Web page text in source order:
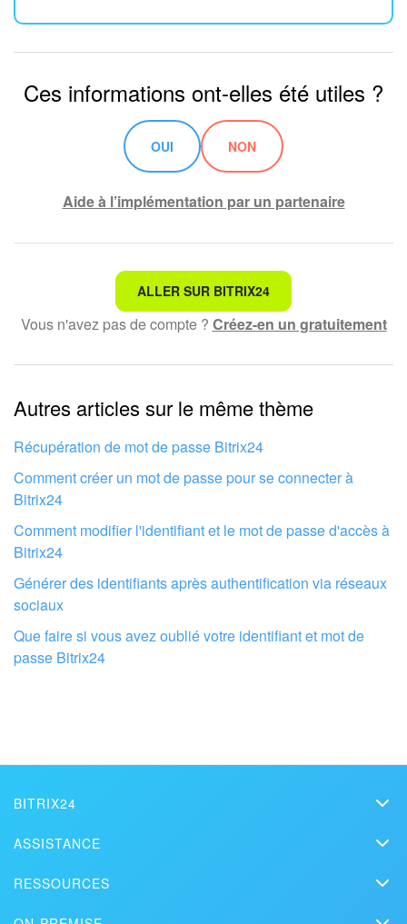
Ces informations ont-elles été utiles ?
OUI NON
Aide à l’implémentation par un partenaire
Ce n'est pas ce que je recherche
Texte compliqué et incompréhensible
Les informations sont obsolètes
Trop court, j'ai besoin de plus d'informations
Je n'aime pas comment cet outil fonctionne
par des professionnels locaux
ALLER SUR BITRIX24
Vous n'avez pas de compte ? Créez-en un gratuitement
Autres articles sur le même thème
Récupération de mot de passe Bitrix24
Comment créer un mot de passe pour se connecter à
Bitrix24
Comment modifier l'identifiant et le mot de passe d'accès à
Bitrix24
Générer des identifiants après authentification via réseaux
sociaux
Que faire si vous avez oublié votre identifiant et mot de
passe Bitrix24
BITRIX24
Kit presse
Nous contacter
ASSISTANCE
RESSOURCES